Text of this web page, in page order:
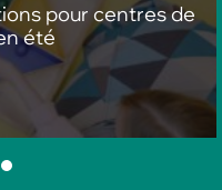
pour centres de
été